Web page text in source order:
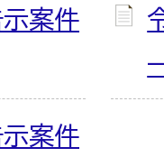
案件
案件